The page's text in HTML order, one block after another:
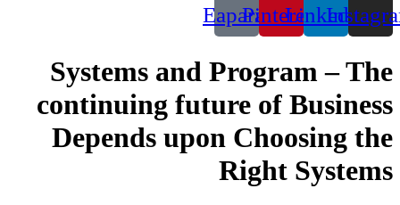
Linkedin
Pinterest
Eaparat
Systems and Program – The
continuing future of Business
Depends upon Choosing the
Right Systems